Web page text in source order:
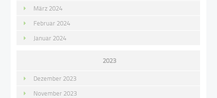
März 2024
Februar 2024
Januar 2024
2023
Dezember 2023
November 2023